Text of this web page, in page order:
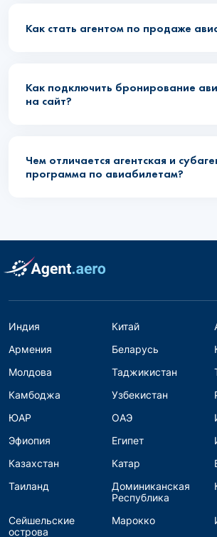
Как стать агентом по продаже
Как подключить бронирование
на сайт?
Чем отличается агентская и
программа по авиабилетам?
Индия Китай
Армения
Беларусь
Молдова
Таджикистан
Камбоджа
Узбекистан
ЮАР
ОАЭ
Эфиопия
Египет
Казахстан
Катар
Таиланд
Доминиканская
Республика
Сейшельские
острова
Марокко